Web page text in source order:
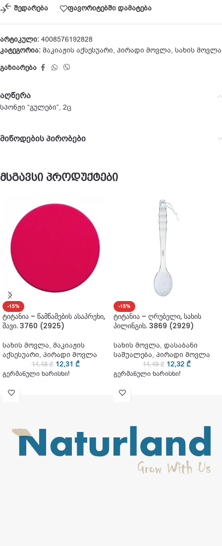
შედარება ფავორიტებში დამატება
არტიკული: 4008576192828
კატეგორია: მაკიაჟის აქსესუარი, პირადი მოვლა, სახის მოვლა
გაზიარება
აღწერა
სპონჟი “გულები”, 2ც
მიწოდების პირობები
მსგავსი პროდუქტები
-15%
ტიტანია – წამწამების ასაპრეხი,
შავი. 3760 (2925)
სახის მოვლა, მაკიაჟის
აქსესუარი, პირადი მოვლა
14,48₾ 12,31 ₾
გერმანული ხარისხი!
-15%
ტიტანია – ღრუბელი, სახის
პილინგის. 3869 (2929)
სახის მოვლა, დასაბანი
საშუალება, პირადი მოვლა
14,49₾ 12,32 ₾
გერმანული ხარისხი!